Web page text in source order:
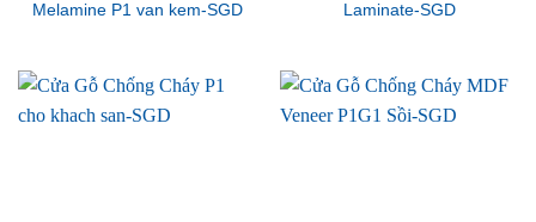
Melamine P1 van kem-SGD
Laminate-SGD